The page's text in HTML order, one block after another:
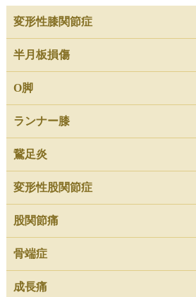
変形性膝関節症
半月板損傷
O脚
ランナー膝
鵞足炎
変形性股関節症
股関節痛
骨端症
成長痛